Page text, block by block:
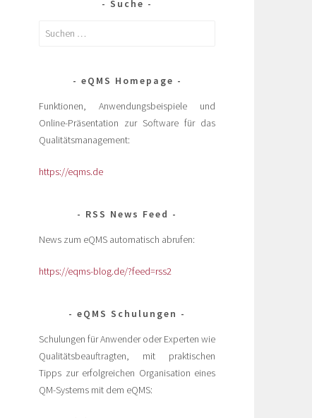
Suche
eQMS Homepage
Funktionen, Anwendungsbeispiele und
Online-Präsentation zur Software für das
Qualitätsmanagement:
https://eqms.de
RSS News Feed
News zum eQMS automatisch abrufen:
https://eqms-blog.de/?feed=rss2
eQMS Schulungen
Schulungen für Anwender oder Experten wie
Qualitätsbeauftragten, mit praktischen
Tipps zur erfolgreichen Organisation eines
QM-Systems mit dem eQMS: